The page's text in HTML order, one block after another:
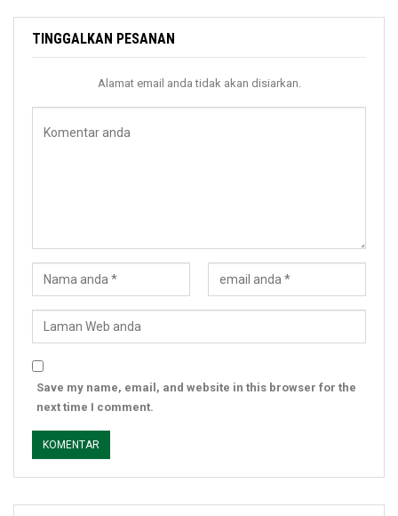
TINGGALKAN PESANAN
Alamat email anda tidak akan disiarkan.
Save my name, email, and website in this browser for the
next time I comment.